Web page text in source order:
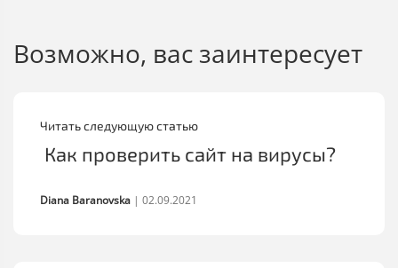
Возможно, вас заинтересует
Читать следующую статью
Как проверить сайт на вирусы?
Diana Baranovska | 02.09.2021